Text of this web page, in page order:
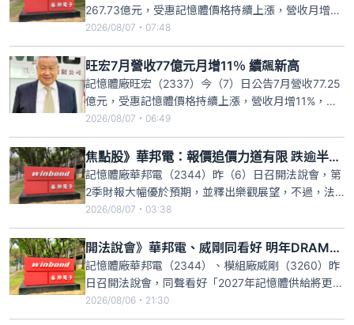
267.73億元，受惠記憶體價格持續上漲，營收月增
29.98%，年增291.55%，再寫新高紀錄；前七月累
計營收1248.7億元，年增160.97%。華邦電總經理陳
沛銘預期，第三季記憶體價格仍將持續向上，雖不預
期漲幅會達到前一波翻倍的水準，但「應該不會
2026/08/07・07:48
旺宏7月營收77億元月增11％ 續飆新高
記憶體廠旺宏（2337）今（7）日公告7月營收77.25
億元，受惠記憶體價格持續上漲，營收月增11%，年
增180.5%，單月營收首度衝破70億元大關，並再度
改寫單月新高；前七月累計營收373.18億元，年增
137.8%。旺宏總經理盧志遠日前表示，受惠AI帶動記
憶體超級週期，NAND Flash與eM
2026/08/07・06:49
焦點股》華邦電：報價追價力道有限 跌逾半根停板
記憶體廠華邦電（2344）昨（6）日召開法說會，第
2季財報大幅優於預期，並釋出樂觀展望，不過，法
人認為DRAM報價基期已高，下半年追價力道有限，
導致華邦電今（7）日股價開低走低、一度重挫逾
5%，截至上午10時03分，華邦電股價大跌4.09%、
暫報164元，成交量8.2萬張。
2026/08/07・03:38
開法說會》華邦電、威剛同看好 明年DRAM供給更吃緊
記憶體廠華邦電（2344）、模組廠威剛（3260）昨
日召開法說會，同聲看好「2027年記憶體供給將更吃
緊」。華邦電總經理陳沛銘表示，AI應用持續推升記
憶體需求，2027年記憶體需求缺口將更難滿足，許多
2026/08/06・21:30